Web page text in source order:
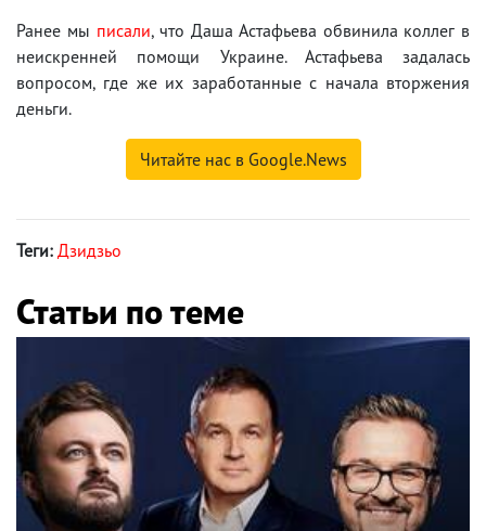
Ранее мы писали, что Даша Астафьева обвинила коллег в
неискренней помощи Украине. Астафьева задалась
вопросом, где же их заработанные с начала вторжения
деньги.
Читайте нас в Google.News
Теги: Дзидзьо
Статьи по теме